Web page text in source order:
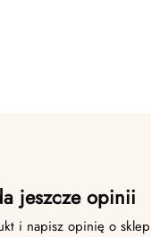
jeszcze opinii
i napisz opinię o